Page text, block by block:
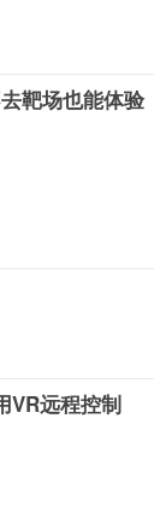
靶场也能体验
VR远程控制